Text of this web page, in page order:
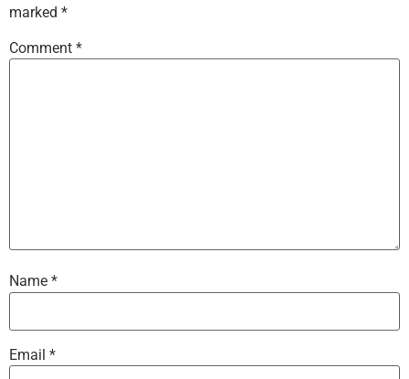
marked *
Comment *
Name *
Email *